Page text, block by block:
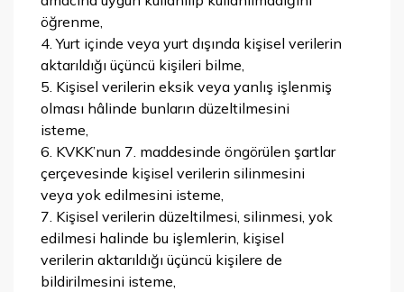
öğrenme,
4. Yurt içinde veya yurt dışında kişisel verilerin
aktarıldığı üçüncü kişileri bilme,
5. Kişisel verilerin eksik veya yanlış işlenmiş
olması hâlinde bunların düzeltilmesini
isteme,
6. KVKK’nun 7. maddesinde öngörülen şartlar
çerçevesinde kişisel verilerin silinmesini
veya yok edilmesini isteme,
7. Kişisel verilerin düzeltilmesi, silinmesi, yok
edilmesi halinde bu işlemlerin, kişisel
verilerin aktarıldığı üçüncü kişilere de
bildirilmesini isteme,